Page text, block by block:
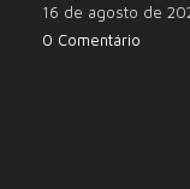
16 de agosto de
0 Comentário